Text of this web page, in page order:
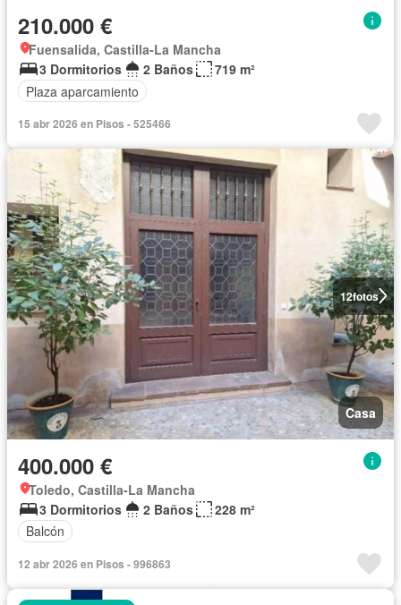
210.000 €
Fuensalida, Castilla-La Mancha
3 Dormitorios
2 Baños
719 m²
Plaza aparcamiento
15 abr 2026 en Pisos - 525466
12fotos
Casa
400.000 €
Toledo, Castilla-La Mancha
3 Dormitorios
2 Baños
228 m²
Balcón
12 abr 2026 en Pisos - 996863